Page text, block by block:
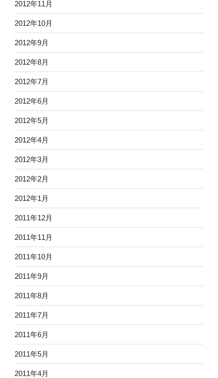
2012年11月
2012年10月
2012年9月
2012年8月
2012年7月
2012年6月
2012年5月
2012年4月
2012年3月
2012年2月
2012年1月
2011年12月
2011年11月
2011年10月
2011年9月
2011年8月
2011年7月
2011年6月
2011年5月
2011年4月